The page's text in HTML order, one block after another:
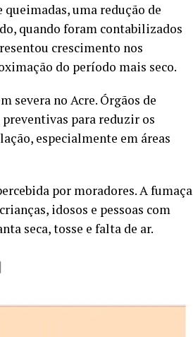
uma redução de
quando foram contabilizados
crescimento nos
do período mais seco.
severa no Acre. Órgãos de
para reduzir os
especialmente em áreas
por moradores. A fumaça
idosos e pessoas com
seca, tosse e falta de ar.